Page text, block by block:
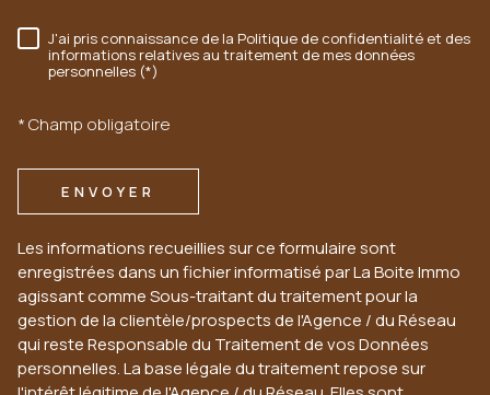
RÈGLEMENTATION
J'ai pris connaissance de la Politique de confidentialité et des
informations relatives au traitement de mes données
personnelles (*)
* Champ obligatoire
ENVOYER
Les informations recueillies sur ce formulaire sont
enregistrées dans un fichier informatisé par La Boite Immo
agissant comme Sous-traitant du traitement pour la
gestion de la clientèle/prospects de l'Agence / du Réseau
qui reste Responsable du Traitement de vos Données
personnelles. La base légale du traitement repose sur